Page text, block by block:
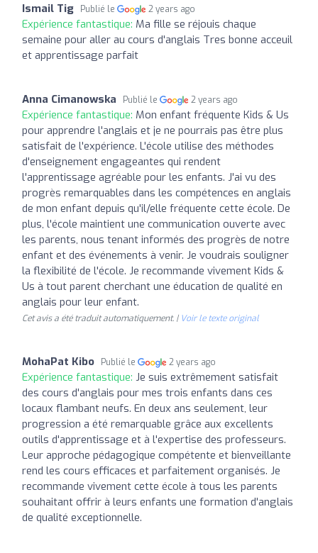
Ismail Tig Publié le 2 years ago
Expérience fantastique: Ma fille se réjouis chaque
semaine pour aller au cours d'anglais Tres bonne acceuil
et apprentissage parfait
Anna Cimanowska Publié le 2 years ago
Expérience fantastique: Mon enfant fréquente Kids & Us
pour apprendre l'anglais et je ne pourrais pas être plus
satisfait de l'expérience. L'école utilise des méthodes
d'enseignement engageantes qui rendent
l'apprentissage agréable pour les enfants. J'ai vu des
progrès remarquables dans les compétences en anglais
de mon enfant depuis qu'il/elle fréquente cette école. De
plus, l'école maintient une communication ouverte avec
les parents, nous tenant informés des progrès de notre
enfant et des événements à venir. Je voudrais souligner
la flexibilité de l'école. Je recommande vivement Kids &
Us à tout parent cherchant une éducation de qualité en
anglais pour leur enfant.
Cet avis a été traduit automatiquement. | Voir le texte original
MohaPat Kibo Publié le 2 years ago
Expérience fantastique: Je suis extrêmement satisfait
des cours d'anglais pour mes trois enfants dans ces
locaux flambant neufs. En deux ans seulement, leur
progression a été remarquable grâce aux excellents
outils d'apprentissage et à l'expertise des professeurs.
Leur approche pédagogique compétente et bienveillante
rend les cours efficaces et parfaitement organisés. Je
recommande vivement cette école à tous les parents
souhaitant offrir à leurs enfants une formation d'anglais
de qualité exceptionnelle.